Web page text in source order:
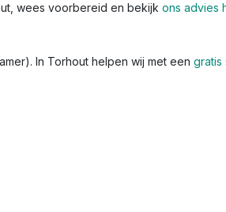
wees voorbereid en bekijk ons advies
In Torhout helpen wij met een gratis